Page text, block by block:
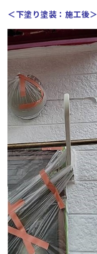
＜下塗り塗装：施工後＞